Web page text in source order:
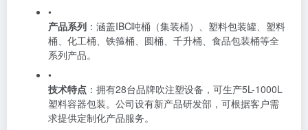
•
产品系列 ：涵盖IBC吨桶（集装桶）、塑料包装罐、塑料
桶、化工桶、铁箍桶、圆桶、千升桶、食品包装桶等全
系列产品。
•
技术特点 ：拥有28台品牌吹注塑设备，可生产5L-1000L
塑料容器包装。公司设有新产品研发部，可根据客户需
求提供定制化产品服务。